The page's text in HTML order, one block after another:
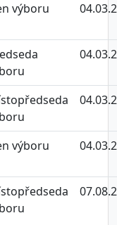
výboru
výboru